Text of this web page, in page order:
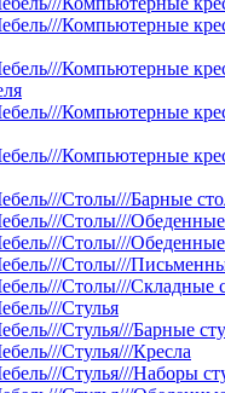
Компьютерные
Компьютерные
Компьютерные
Компьютерные
Столы///Барные
Столы///
Столы///
Столы///
Столы///Складные
Стулья
Стулья///Барные
Стулья///Кресла
Стулья///Наборы